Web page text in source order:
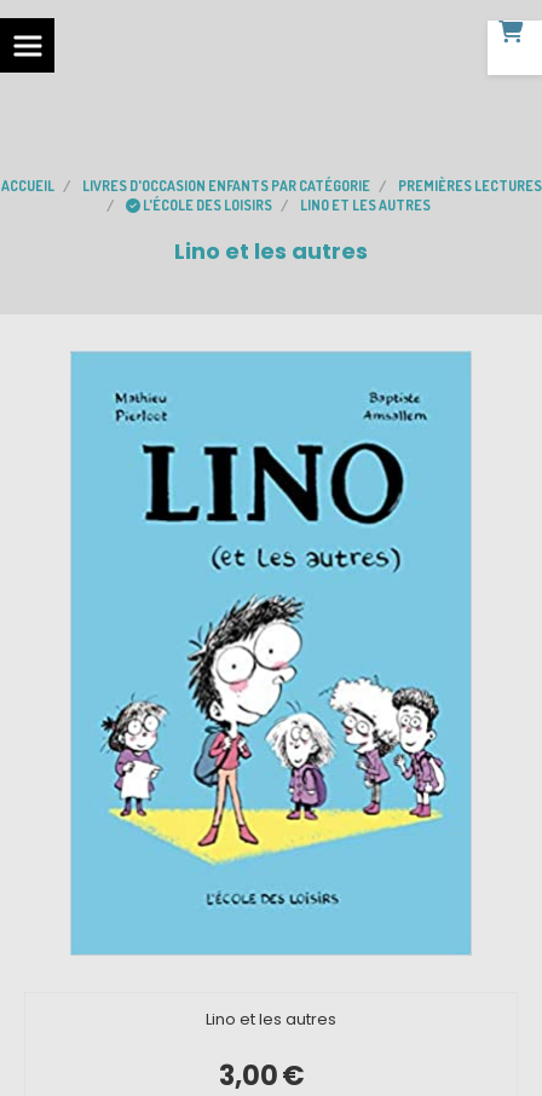
ACCUEIL LIVRES D'OCCASION ENFANTS PAR CATÉGORIE
PREMIÈRES LECTURES
L'ÉCOLE DES LOISIRS
LINO ET LES AUTRES
Lino et les autres
Lino et les autres
3,00€